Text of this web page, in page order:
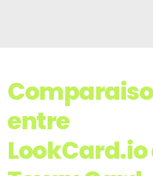
entre
LookCard.io